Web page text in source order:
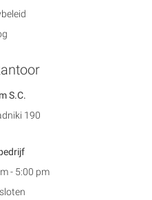
S.C.
190
- 5:00 pm